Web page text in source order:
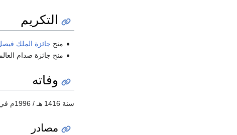
التكريم
منح جائزة الملك
منح جائزة صدام
وفاته
سنة 1416 هـ / 1996م في بغداد
مصادر